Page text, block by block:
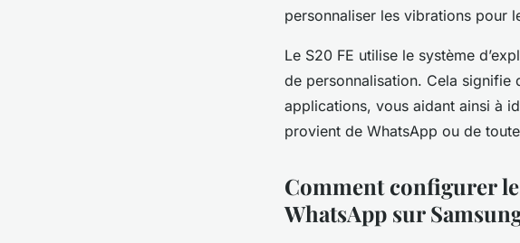
personnaliser les vibrations pour
Le S20 FE utilise le système
de personnalisation. Cela
applications, vous aidant ainsi à
provient de WhatsApp ou de
Comment configurer
WhatsApp sur